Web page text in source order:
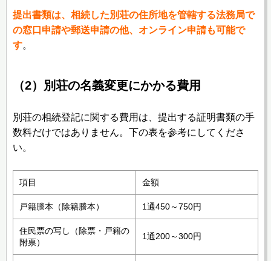
提出書類は、相続した別荘の住所地を管轄する法務局で
の窓口申請や郵送申請の他、オンライン申請も可能で
す。
（2）別荘の名義変更にかかる費用
別荘の相続登記に関する費用は、提出する証明書類の手
数料だけではありません。下の表を参考にしてくださ
い。
項目 金額
戸籍謄本（除籍謄本） 1通450～750円
住民票の写し（除票・戸籍の
附票）
1通200～300円